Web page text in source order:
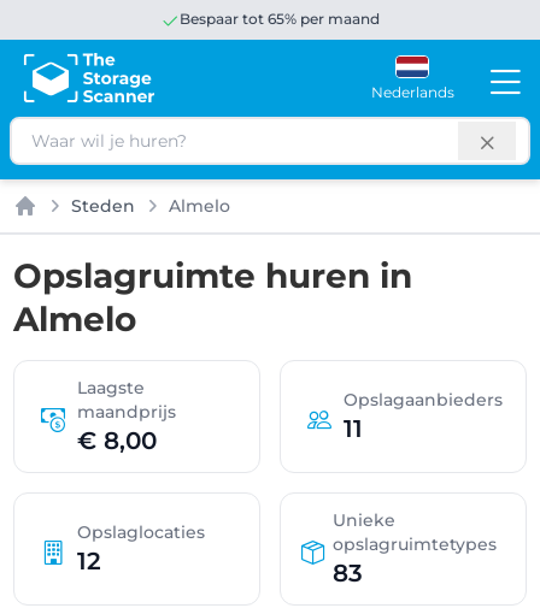
Bespaar tot 65% per maand
Nederlands
Zoeken
Home
Steden Almelo
Opslagruimte huren in
Almelo
Laagste
maandprijs
€ 8,00
Opslagaanbieders
11
Opslaglocaties
12
Unieke
opslagruimtetypes
83